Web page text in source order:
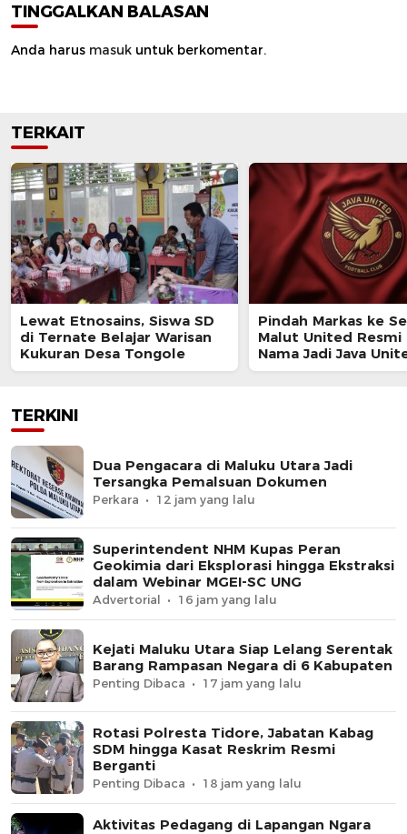
TINGGALKAN BALASAN
Anda harus masuk untuk berkomentar.
TERKAIT
Lewat Etnosains, Siswa SD
di Ternate Belajar Warisan
Kukuran Desa Tongole
Pindah Markas ke
Malut United Resmi
Nama Jadi Java
TERKINI
Dua Pengacara di Maluku Utara Jadi
Tersangka Pemalsuan Dokumen
Perkara 12 jam yang lalu
Superintendent NHM Kupas Peran
Geokimia dari Eksplorasi hingga Ekstraksi
dalam Webinar MGEI-SC UNG
Advertorial 16 jam yang lalu
Kejati Maluku Utara Siap Lelang Serentak
Barang Rampasan Negara di 6 Kabupaten
Penting Dibaca 17 jam yang lalu
Rotasi Polresta Tidore, Jabatan Kabag
SDM hingga Kasat Reskrim Resmi
Berganti
Penting Dibaca 18 jam yang lalu
Aktivitas Pedagang di Lapangan Ngara